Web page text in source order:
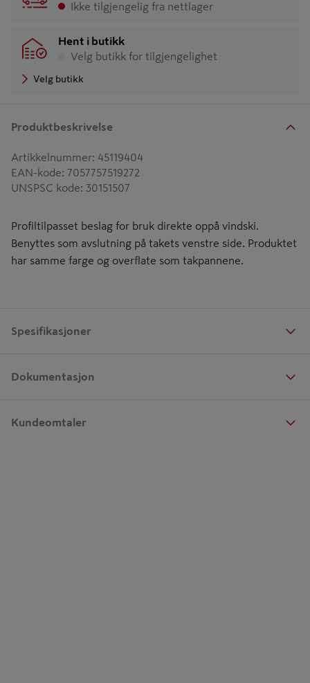
Ikke tilgjengelig fra nettlager
Hent i butikk
Velg butikk for tilgjengelighet
Velg butikk
Produktbeskrivelse
Artikkelnummer: 45119404
EAN-kode: 7057757519272
UNSPSC kode: 30151507
Profiltilpasset beslag for bruk direkte oppå vindski.
Benyttes som avslutning på takets venstre side. Produktet
har samme farge og overflate som takpannene.
Spesifikasjoner
Dokumentasjon
Kundeomtaler